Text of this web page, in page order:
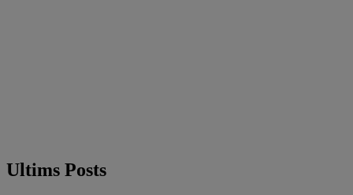
Ultims Posts